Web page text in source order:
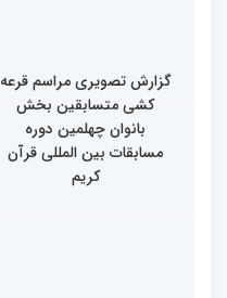
گزارش تصویری مراسم قرعه
کشی متسابقین بخش
بانوان چهلمین دوره
مسابقات بین المللی قرآن
کریم